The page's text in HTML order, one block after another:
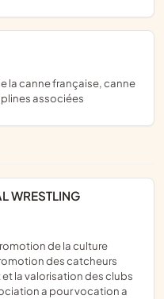
associées
des catcheurs
la valorisation des clubs
a pour vocation a